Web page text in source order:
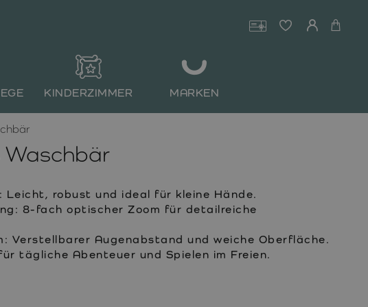
KINDERZIMMER MARKEN
Waschbär
Leicht, robust und ideal für kleine Hände.
8-fach optischer Zoom für detailreiche
Verstellbarer Augenabstand und weiche Oberfläche.
tägliche Abenteuer und Spielen im Freien.